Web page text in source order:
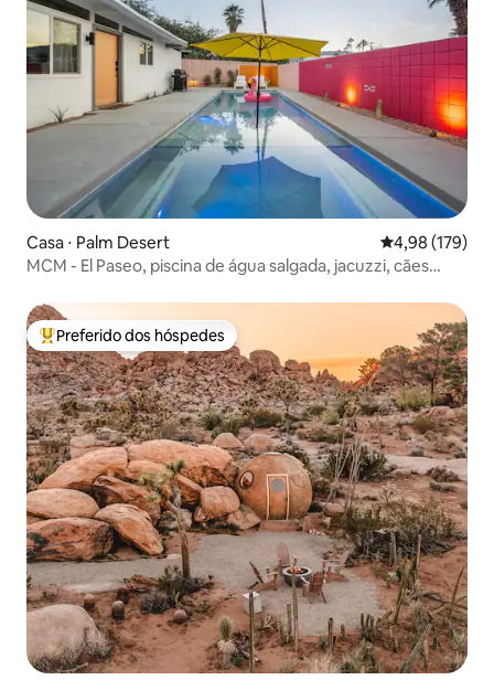
Casa ⋅ Palm Desert 4,98 de uma
4,98 (179)
MCM - El Paseo, piscina de água salgada, jacuzzi, cães
Entre os melhores preferidos dos hóspedes
Preferido dos hóspedes